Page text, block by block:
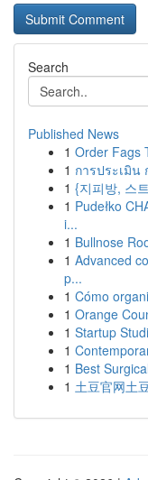
Search
Published News
1 Order Fags
1 การประเมิน
1 {지피방, 스
1 Pudełko
i...
1 Bullnose
1 Advanced
p...
1 Cómo
1 Orange
1 Startup
1
1 Best
1 土豆官网土